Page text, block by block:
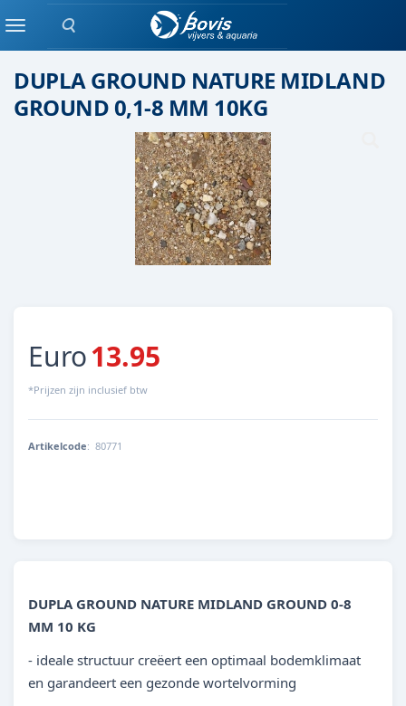
Zoeken
Menu(quarts) Grind
DUPLA GROUND NATURE MIDLAND
GROUND 0,1-8 MM 10KG
Euro13.95
*Prijzen zijn inclusief btw
Artikelcode: 80771
DUPLA GROUND NATURE MIDLAND GROUND 0-8
MM 10 KG
- ideale structuur creëert een optimaal bodemklimaat
en garandeert een gezonde wortelvorming